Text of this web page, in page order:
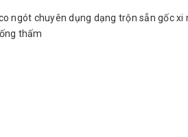
ngót chuyên dụng dạng trộn sẵn gốc xi
thấm